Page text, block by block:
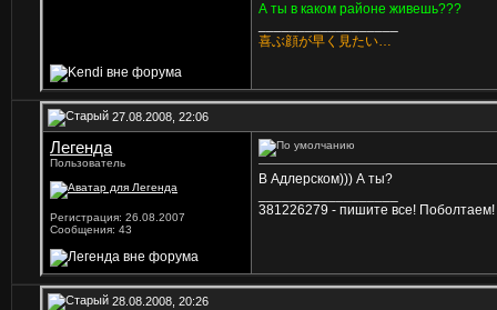
А ты в каком районе живешь???
喜ぶ顔が早く見たい…
27.08.2008, 22:06
Легенда
Пользователь
Регистрация: 26.08.2007
Сообщения: 43
В Адлерском))) А ты?
381226279 - пишите все! Поболтаем!
28.08.2008, 20:26